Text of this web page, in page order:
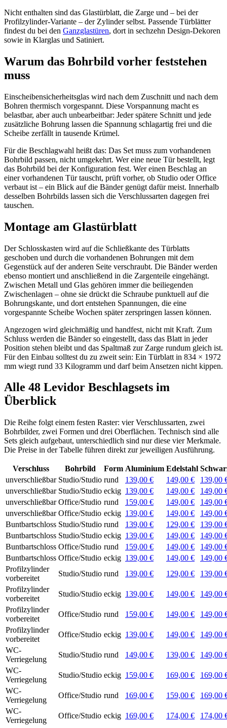
Nicht enthalten sind das Glastürblatt, die Zarge und – bei der
Profilzylinder-Variante – der Zylinder selbst. Passende Türblätter
findest du bei den Ganzglastüren, dort in sechzehn Design-Dekoren
sowie in Klarglas und Satiniert.
Warum das Bohrbild vorher feststehen
muss
Einscheibensicherheitsglas wird nach dem Zuschnitt und nach dem
Bohren thermisch vorgespannt. Diese Vorspannung macht es
belastbar, aber auch unbearbeitbar: Jeder spätere Schnitt und jede
zusätzliche Bohrung lassen die Spannung schlagartig frei und die
Scheibe zerfällt in tausende Krümel.
Für die Beschlagwahl heißt das: Das Set muss zum vorhandenen
Bohrbild passen, nicht umgekehrt. Wer eine neue Tür bestellt, legt
das Bohrbild bei der Konfiguration fest. Wer einen Beschlag an
einer vorhandenen Tür tauscht, prüft vorher, ob Studio oder Office
verbaut ist – ein Blick auf die Bänder genügt dafür meist. Innerhalb
desselben Bohrbilds lassen sich die Verschlussarten dagegen frei
tauschen.
Montage am Glastürblatt
Der Schlosskasten wird auf die Schließkante des Türblatts
geschoben und durch die vorhandenen Bohrungen mit dem
Gegenstück auf der anderen Seite verschraubt. Die Bänder werden
ebenso montiert und anschließend in die Zargenteile eingehängt.
Zwischen Metall und Glas gehören immer die beiliegenden
Zwischenlagen – ohne sie drückt die Schraube punktuell auf die
Bohrungskante, und dort entstehen Spannungen, die eine
vorgespannte Scheibe Wochen später zerspringen lassen können.
Angezogen wird gleichmäßig und handfest, nicht mit Kraft. Zum
Schluss werden die Bänder so eingestellt, dass das Blatt in jeder
Position stehen bleibt und das Spaltmaß zur Zarge rundum gleich ist.
Für den Einbau solltest du zu zweit sein: Ein Türblatt in 834 × 1972
mm wiegt rund 33 Kilogramm und darf beim Ansetzen nicht kippen.
Alle 48 Levidor Beschlagsets im
Überblick
Die Reihe folgt einem festen Raster: vier Verschlussarten, zwei
Bohrbilder, zwei Formen und drei Oberflächen. Technisch sind alle
Sets gleich aufgebaut, unterschiedlich sind nur diese vier Merkmale.
Die Preise in der Tabelle führen direkt zur jeweiligen Ausführung.
Verschluss Bohrbild Form Aluminium Edelstahl
unverschließbar Studio/Studio rund 139,00 € 149,00 €
139,00
unverschließbar Studio/Studio eckig 139,00 € 149,00 €
149,00
unverschließbar Office/Studio rund 159,00 € 149,00 €
149,00
unverschließbar Office/Studio eckig 139,00 € 149,00 €
149,00
Buntbartschloss Studio/Studio rund 139,00 € 129,00 €
139,00
Buntbartschloss Studio/Studio eckig 139,00 € 149,00 €
149,00
Buntbartschloss Office/Studio rund 159,00 € 149,00 €
149,00
Buntbartschloss Office/Studio eckig 139,00 € 149,00 €
149,00
Profilzylinder
vorbereitet
Studio/Studio rund 139,00 € 129,00 €
139,00
Profilzylinder
vorbereitet
Studio/Studio eckig 139,00 € 149,00 €
149,00
Profilzylinder
vorbereitet
Office/Studio rund 159,00 € 149,00 €
149,00
Profilzylinder
vorbereitet
Office/Studio eckig 139,00 € 149,00 €
149,00
WC-
Verriegelung
Studio/Studio rund 149,00 € 139,00 €
149,00
WC-
Verriegelung
Studio/Studio eckig 159,00 € 169,00 €
169,00
WC-
Verriegelung
Office/Studio rund 169,00 € 159,00 €
169,00
WC-
Verriegelung
Office/Studio eckig 169,00 € 174,00 € 174,00